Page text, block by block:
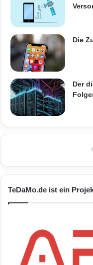
Die
Der
TeDaMo.de ist ein